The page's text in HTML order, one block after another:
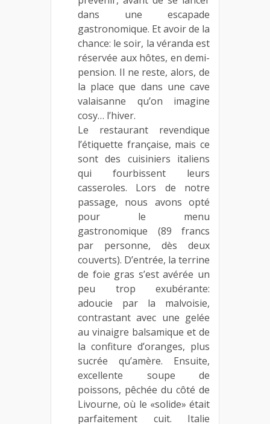
dans une escapade
gastronomique. Et avoir de la
chance: le soir, la véranda est
réservée aux hôtes, en demi-
pension. Il ne reste, alors, de
la place que dans une cave
valaisanne qu’on imagine
cosy… l’hiver.
Le restaurant revendique
l’étiquette française, mais ce
sont des cuisiniers italiens
qui fourbissent leurs
casseroles. Lors de notre
passage, nous avons opté
pour le menu
gastronomique (89 francs
par personne, dès deux
couverts). D’entrée, la terrine
de foie gras s’est avérée un
peu trop exubérante:
adoucie par la malvoisie,
contrastant avec une gelée
au vinaigre balsamique et de
la confiture d’oranges, plus
sucrée qu’amère. Ensuite,
excellente soupe de
poissons, pêchée du côté de
Livourne, où le «solide» était
parfaitement cuit. Italie